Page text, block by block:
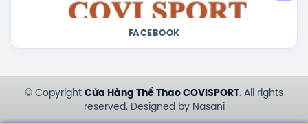
FACEBOOK
© Copyright Cửa Hàng Thể Thao COVISPORT. All rights
reserved. Designed by Nasani